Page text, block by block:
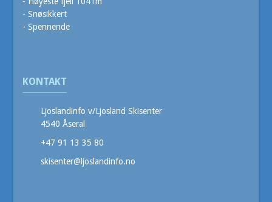
- Snøsikkert
- Spennende
KONTAKT
Ljoslandinfo v/Ljosland Skisenter
4540 Åseral
+47 91 13 35 80
skisenter@ljoslandinfo.no